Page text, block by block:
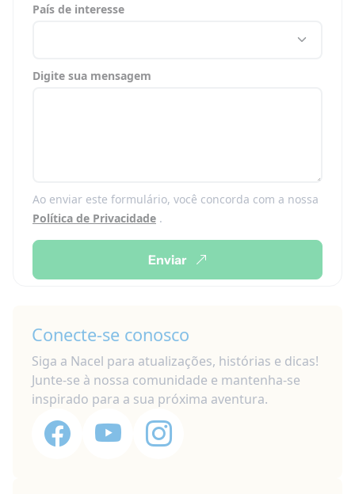
País de interesse
Digite sua mensagem
Ao enviar este formulário, você concorda com a nossa
Política de Privacidade .
Enviar
Conecte-se conosco
Siga a Nacel para atualizações, histórias e dicas!
Junte-se à nossa comunidade e mantenha-se
inspirado para a sua próxima aventura.